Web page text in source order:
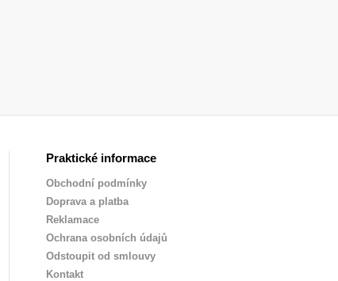
Praktické informace
Obchodní podmínky
Doprava a platba
Reklamace
Ochrana osobních údajů
Odstoupit od smlouvy
Kontakt